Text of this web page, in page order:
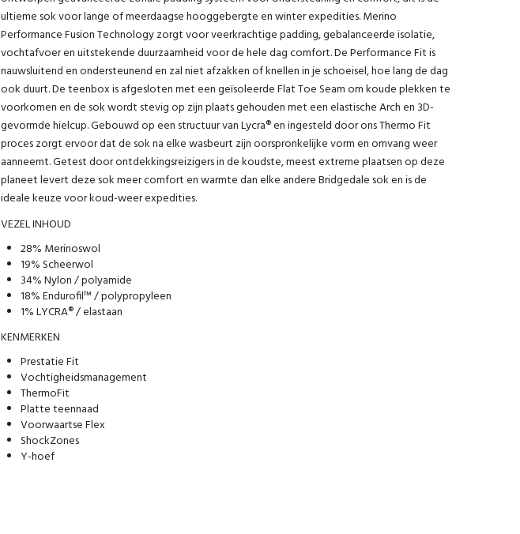
ultieme sok voor lange of meerdaagse hooggebergte en winter expedities. Merino
Performance Fusion Technology zorgt voor veerkrachtige padding, gebalanceerde isolatie,
vochtafvoer en uitstekende duurzaamheid voor de hele dag comfort. De Performance Fit is
nauwsluitend en ondersteunend en zal niet afzakken of knellen in je schoeisel, hoe lang de dag
ook duurt. De teenbox is afgesloten met een geïsoleerde Flat Toe Seam om koude plekken te
voorkomen en de sok wordt stevig op zijn plaats gehouden met een elastische Arch en 3D-
gevormde hielcup. Gebouwd op een structuur van Lycra® en ingesteld door ons Thermo Fit
proces zorgt ervoor dat de sok na elke wasbeurt zijn oorspronkelijke vorm en omvang weer
aanneemt. Getest door ontdekkingsreizigers in de koudste, meest extreme plaatsen op deze
planeet levert deze sok meer comfort en warmte dan elke andere Bridgedale sok en is de
ideale keuze voor koud-weer expedities.
VEZEL INHOUD
28% Merinoswol
19% Scheerwol
34% Nylon / polyamide
18% Endurofil™ / polypropyleen
1% LYCRA® / elastaan
KENMERKEN
Prestatie Fit
Vochtigheidsmanagement
ThermoFit
Platte teennaad
Voorwaartse Flex
ShockZones
Y-hoef